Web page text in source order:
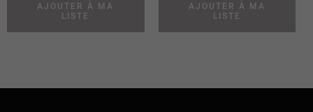
AJOUTER À MA
LISTE
AJOUTER À MA
LISTE